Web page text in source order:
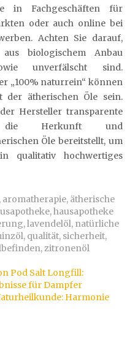
in Fachgeschäften für
oder auch online bei
Achten Sie darauf,
biologischem Anbau
unverfälscht sind.
„100% naturrein“ können
der ätherischen Öle sein.
Hersteller transparente
die Herkunft und
Öle bereitstellt, um
qualitativ hochwertiges
, aromatherapie, ätherische
,hausapotheke
,lavendelöl, natürliche
, qualität, sicherheit,
, zitronenöl
Pod Salt Longfill:
für Dampfer
Harmonie